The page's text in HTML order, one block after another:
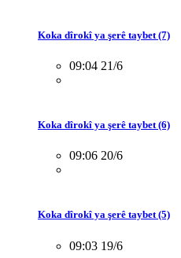
Koka dîrokî ya şerê taybet (7)
09:04 21/6
Koka dîrokî ya şerê taybet (6)
09:06 20/6
Koka dîrokî ya şerê taybet (5)
09:03 19/6